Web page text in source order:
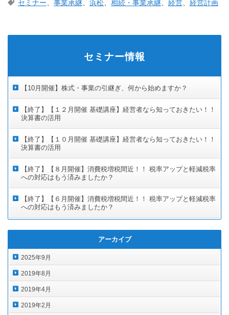
セミナー 事業承継 浜松 相続・事業承継 経営 経営計画
セミナー情報
【10月開催】株式・事業の引継ぎ、何から始めますか？
【終了】【１２月開催 基礎講座】経営者なら知っておきたい！！
決算書の活用
【終了】【１０月開催 基礎講座】経営者なら知っておきたい！！
決算書の活用
【終了】【８月開催】消費税増税間近！！ 税率アップと軽減税率
への対応はもう済みましたか？
【終了】【６月開催】消費税増税間近！！ 税率アップと軽減税率
への対応はもう済みましたか？
アーカイブ
2025年9月
2019年8月
2019年4月
2019年2月